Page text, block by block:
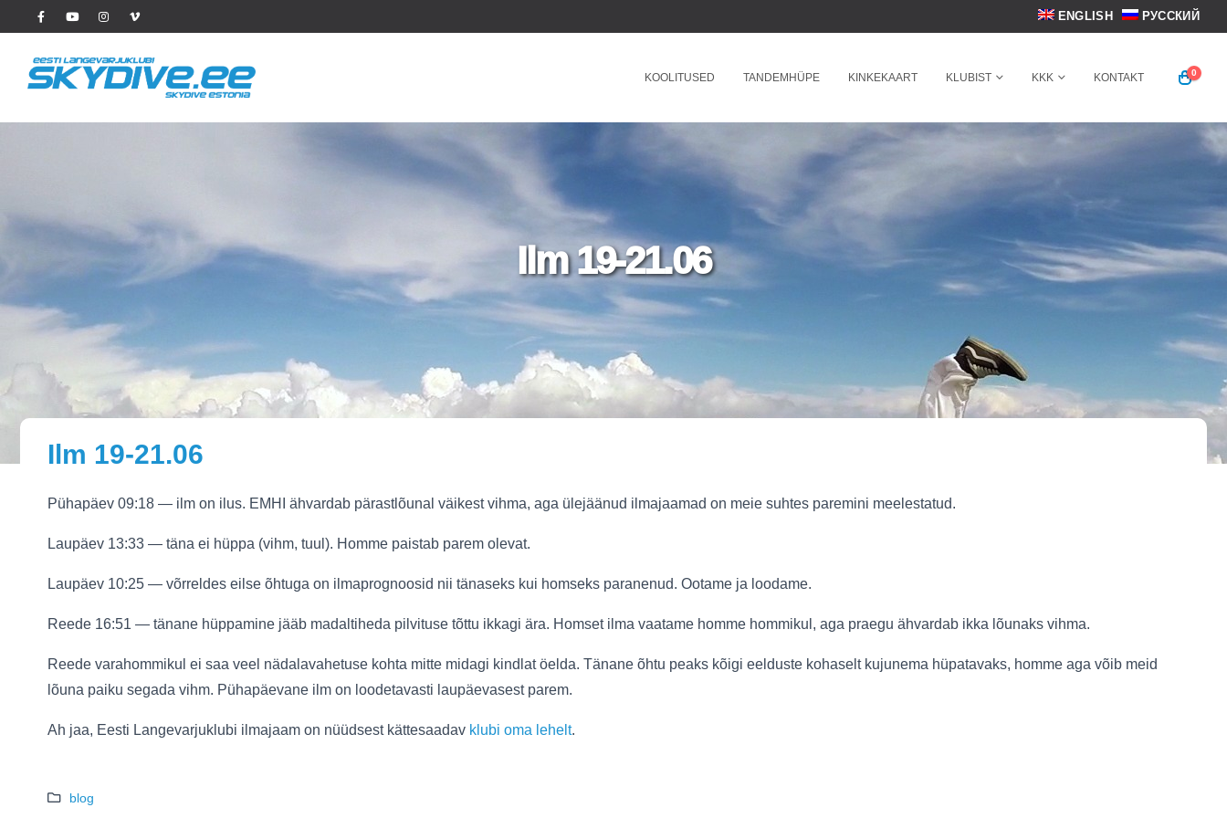
ENGLISH РУССКИЙ
KOOLITUSED TANDEMHÜPE KINKEKAART KLUBIST KKK KONTAKT 0
Ilm 19-21.06
Ilm 19-21.06
Pühapäev 09:18 — ilm on ilus. EMHI ähvardab pärastlõunal väikest vihma, aga ülejäänud ilmajaamad on meie suhtes paremini meelestatud.
Laupäev 13:33 — täna ei hüppa (vihm, tuul). Homme paistab parem olevat.
Laupäev 10:25 — võrreldes eilse õhtuga on ilmaprognoosid nii tänaseks kui homseks paranenud. Ootame ja loodame.
Reede 16:51 — tänane hüppamine jääb madaltiheda pilvituse tõttu ikkagi ära. Homset ilma vaatame homme hommikul, aga praegu ähvardab ikka lõunaks vihma.
Reede varahommikul ei saa veel nädalavahetuse kohta mitte midagi kindlat öelda. Tänane õhtu peaks kõigi eelduste kohaselt kujunema hüpatavaks, homme aga võib meid
lõuna paiku segada vihm. Pühapäevane ilm on loodetavasti laupäevasest parem.
Ah jaa, Eesti Langevarjuklubi ilmajaam on nüüdsest kättesaadav klubi oma lehelt.
blog